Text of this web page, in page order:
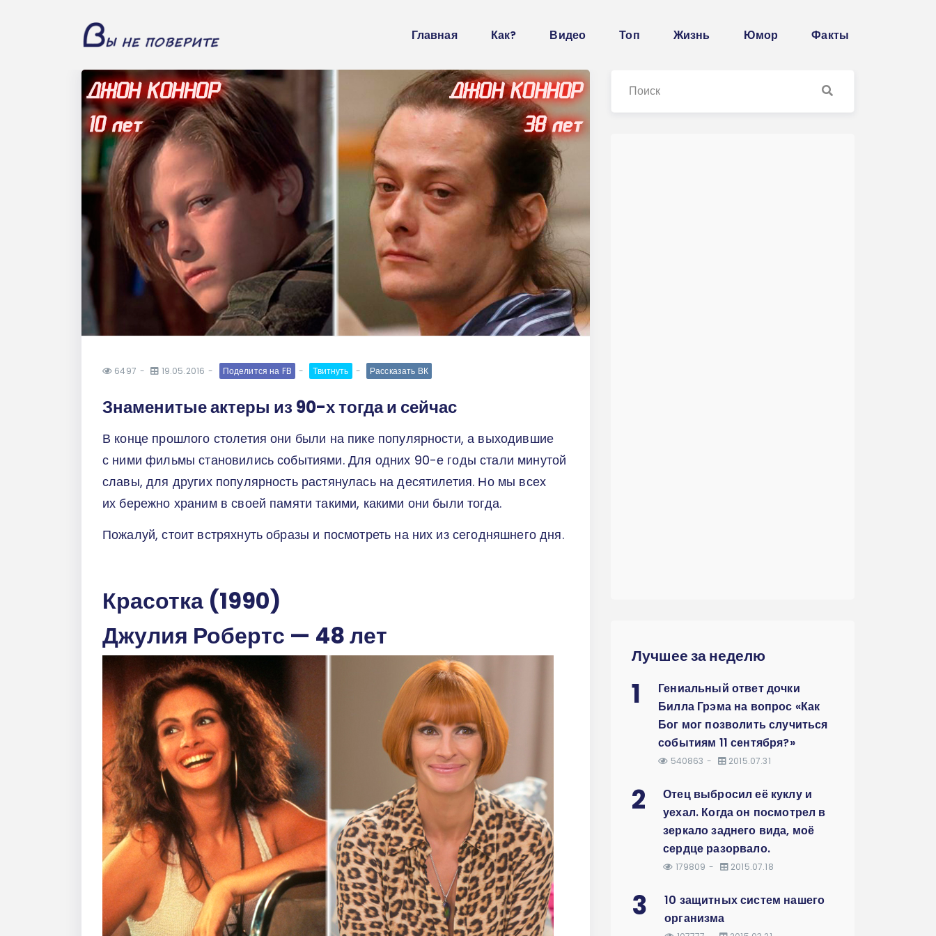
Главная Как? Видео Топ Жизнь Юмор Факты
6497 19.05.2016 Поделится на FB Твитнуть Рассказать ВК
Знаменитые актеры из 90-х тогда и сейчас
В конце прошлого столетия они были на пике популярности, а выходившие
с ними фильмы становились событиями. Для одних 90-е годы стали минутой
славы, для других популярность растянулась на десятилетия. Но мы всех
их бережно храним в своей памяти такими, какими они были тогда.
Пожалуй, стоит встряхнуть образы и посмотреть на них из сегодняшнего дня.
Красотка (1990)
Джулия Робертс — 48 лет
Лучшее за неделю
1
Гениальный ответ дочки
Билла Грэма на вопрос «Как
Бог мог позволить случиться
событиям 11 сентября?»
540863 2015.07.31
2
Отец выбросил её куклу и
уехал. Когда он посмотрел в
зеркало заднего вида, моё
сердце разорвало.
179809 2015.07.18
3
10 защитных систем нашего
организма